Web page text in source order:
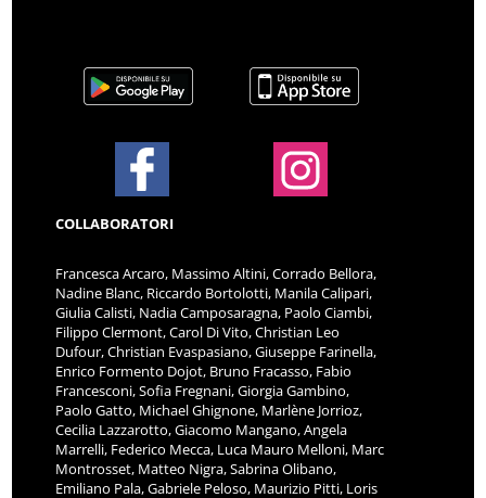
COLLABORATORI
Francesca Arcaro, Massimo Altini, Corrado Bellora,
Nadine Blanc, Riccardo Bortolotti, Manila Calipari,
Giulia Calisti, Nadia Camposaragna, Paolo Ciambi,
Filippo Clermont, Carol Di Vito, Christian Leo
Dufour, Christian Evaspasiano, Giuseppe Farinella,
Enrico Formento Dojot, Bruno Fracasso, Fabio
Francesconi, Sofia Fregnani, Giorgia Gambino,
Paolo Gatto, Michael Ghignone, Marlène Jorrioz,
Cecilia Lazzarotto, Giacomo Mangano, Angela
Marrelli, Federico Mecca, Luca Mauro Melloni, Marc
Montrosset, Matteo Nigra, Sabrina Olibano,
Emiliano Pala, Gabriele Peloso, Maurizio Pitti, Loris